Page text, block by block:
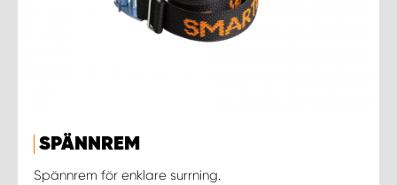
SPÄNNREM
Spännrem för enklare surrning.